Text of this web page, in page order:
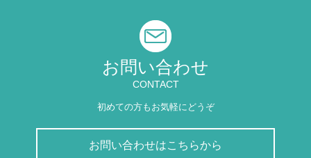
お問い合わせ
CONTACT
初めての方もお気軽にどうぞ
お問い合わせはこちらから